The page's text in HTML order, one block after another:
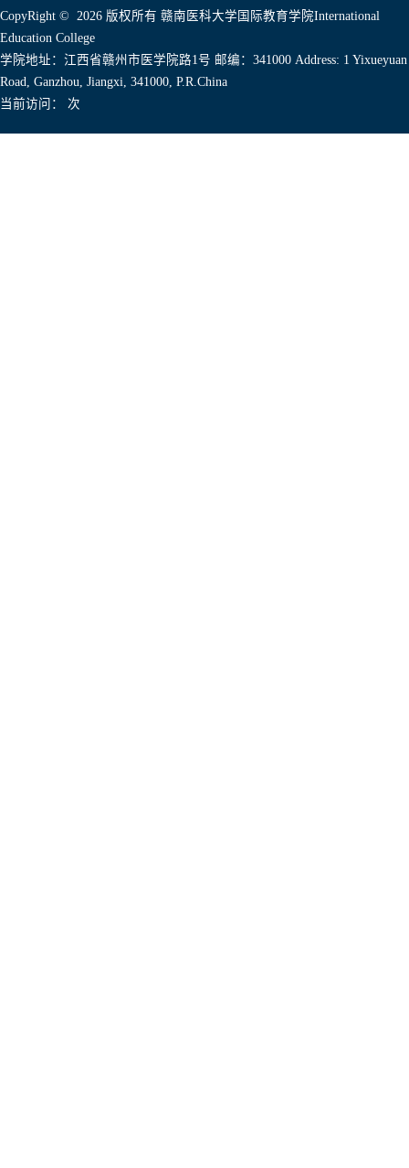
CopyRight © 2026 版权所有 赣南医科大学国际教育学院International
Education College
学院地址：江西省赣州市医学院路1号 邮编：341000 Address: 1 Yixueyuan
Road, Ganzhou, Jiangxi, 341000, P.R.China
当前访问：
次